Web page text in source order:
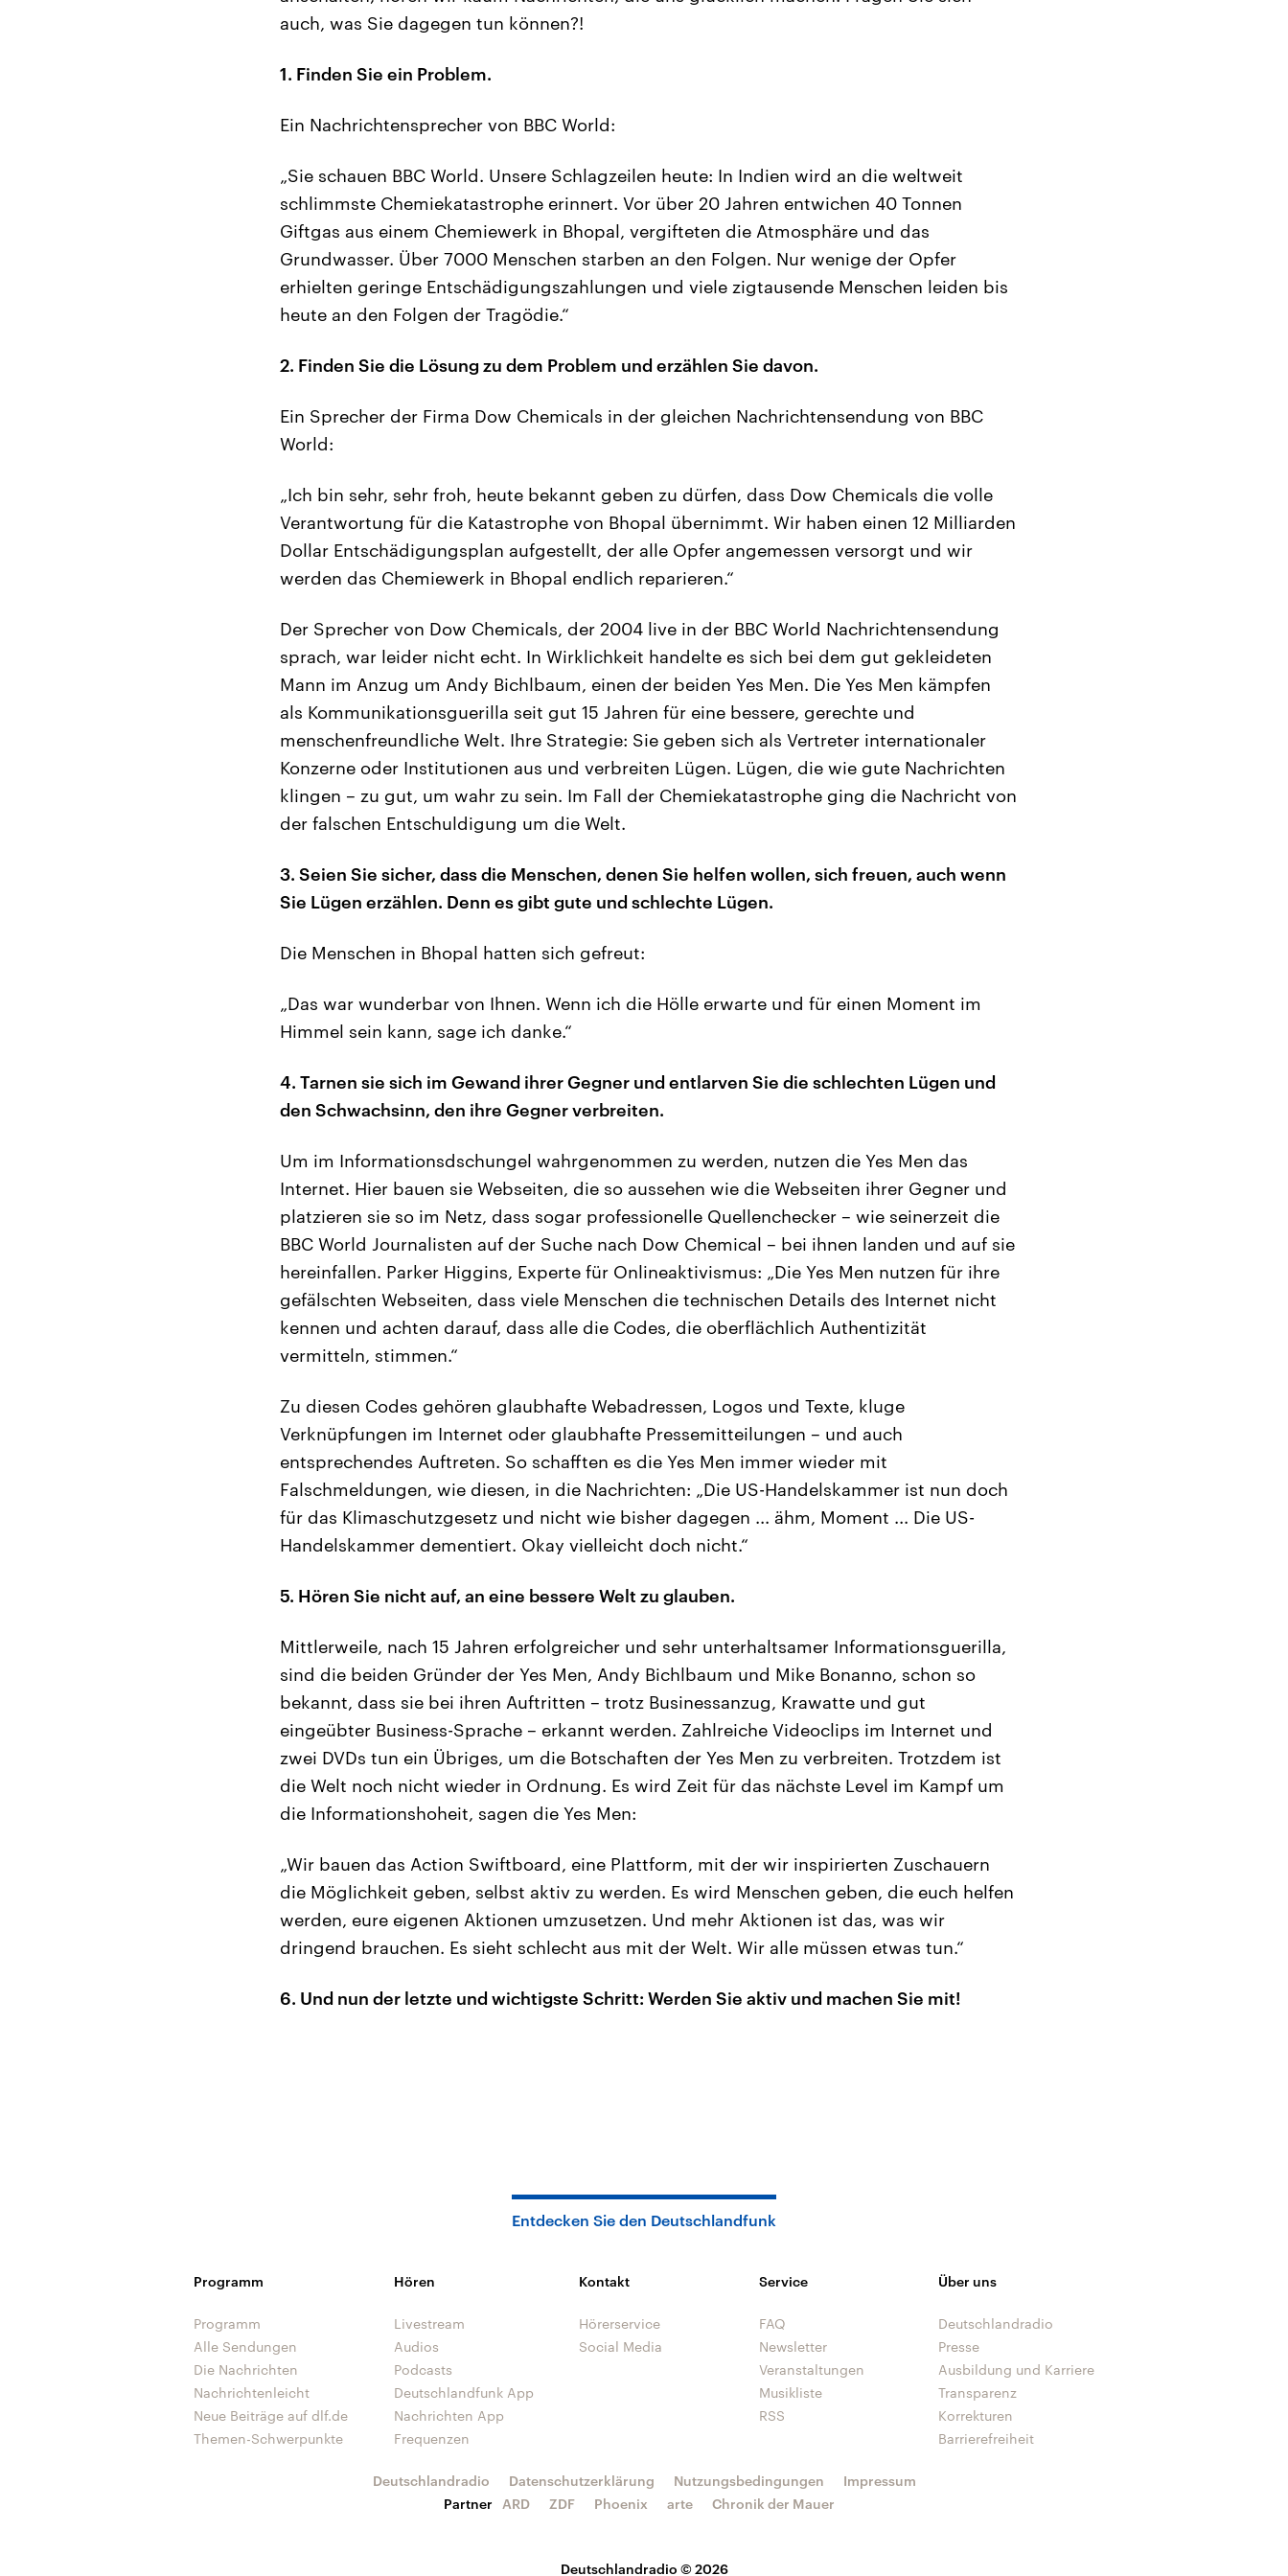
auch, was Sie dagegen tun können?!
1. Finden Sie ein Problem.
Ein Nachrichtensprecher von BBC World:
„Sie schauen BBC World. Unsere Schlagzeilen heute: In Indien wird an die weltweit
schlimmste Chemiekatastrophe erinnert. Vor über 20 Jahren entwichen 40 Tonnen
Giftgas aus einem Chemiewerk in Bhopal, vergifteten die Atmosphäre und das
Grundwasser. Über 7000 Menschen starben an den Folgen. Nur wenige der Opfer
erhielten geringe Entschädigungszahlungen und viele zigtausende Menschen leiden bis
heute an den Folgen der Tragödie.“
2. Finden Sie die Lösung zu dem Problem und erzählen Sie davon.
Ein Sprecher der Firma Dow Chemicals in der gleichen Nachrichtensendung von BBC
World:
„Ich bin sehr, sehr froh, heute bekannt geben zu dürfen, dass Dow Chemicals die volle
Verantwortung für die Katastrophe von Bhopal übernimmt. Wir haben einen 12 Milliarden
Dollar Entschädigungsplan aufgestellt, der alle Opfer angemessen versorgt und wir
werden das Chemiewerk in Bhopal endlich reparieren.“
Der Sprecher von Dow Chemicals, der 2004 live in der BBC World Nachrichtensendung
sprach, war leider nicht echt. In Wirklichkeit handelte es sich bei dem gut gekleideten
Mann im Anzug um Andy Bichlbaum, einen der beiden Yes Men. Die Yes Men kämpfen
als Kommunikationsguerilla seit gut 15 Jahren für eine bessere, gerechte und
menschenfreundliche Welt. Ihre Strategie: Sie geben sich als Vertreter internationaler
Konzerne oder Institutionen aus und verbreiten Lügen. Lügen, die wie gute Nachrichten
klingen – zu gut, um wahr zu sein. Im Fall der Chemiekatastrophe ging die Nachricht von
der falschen Entschuldigung um die Welt.
3. Seien Sie sicher, dass die Menschen, denen Sie helfen wollen, sich freuen, auch wenn
Sie Lügen erzählen. Denn es gibt gute und schlechte Lügen.
Die Menschen in Bhopal hatten sich gefreut:
„Das war wunderbar von Ihnen. Wenn ich die Hölle erwarte und für einen Moment im
Himmel sein kann, sage ich danke.“
4. Tarnen sie sich im Gewand ihrer Gegner und entlarven Sie die schlechten Lügen und
den Schwachsinn, den ihre Gegner verbreiten.
Um im Informationsdschungel wahrgenommen zu werden, nutzen die Yes Men das
Internet. Hier bauen sie Webseiten, die so aussehen wie die Webseiten ihrer Gegner und
platzieren sie so im Netz, dass sogar professionelle Quellenchecker – wie seinerzeit die
BBC World Journalisten auf der Suche nach Dow Chemical – bei ihnen landen und auf sie
hereinfallen. Parker Higgins, Experte für Onlineaktivismus: „Die Yes Men nutzen für ihre
gefälschten Webseiten, dass viele Menschen die technischen Details des Internet nicht
kennen und achten darauf, dass alle die Codes, die oberflächlich Authentizität
vermitteln, stimmen.“
Zu diesen Codes gehören glaubhafte Webadressen, Logos und Texte, kluge
Verknüpfungen im Internet oder glaubhafte Pressemitteilungen – und auch
entsprechendes Auftreten. So schafften es die Yes Men immer wieder mit
Falschmeldungen, wie diesen, in die Nachrichten: „Die US-Handelskammer ist nun doch
für das Klimaschutzgesetz und nicht wie bisher dagegen ... ähm, Moment ... Die US-
Handelskammer dementiert. Okay vielleicht doch nicht.“
5. Hören Sie nicht auf, an eine bessere Welt zu glauben.
Mittlerweile, nach 15 Jahren erfolgreicher und sehr unterhaltsamer Informationsguerilla,
sind die beiden Gründer der Yes Men, Andy Bichlbaum und Mike Bonanno, schon so
bekannt, dass sie bei ihren Auftritten – trotz Businessanzug, Krawatte und gut
eingeübter Business-Sprache – erkannt werden. Zahlreiche Videoclips im Internet und
zwei DVDs tun ein Übriges, um die Botschaften der Yes Men zu verbreiten. Trotzdem ist
die Welt noch nicht wieder in Ordnung. Es wird Zeit für das nächste Level im Kampf um
die Informationshoheit, sagen die Yes Men:
„Wir bauen das Action Swiftboard, eine Plattform, mit der wir inspirierten Zuschauern
die Möglichkeit geben, selbst aktiv zu werden. Es wird Menschen geben, die euch helfen
werden, eure eigenen Aktionen umzusetzen. Und mehr Aktionen ist das, was wir
dringend brauchen. Es sieht schlecht aus mit der Welt. Wir alle müssen etwas tun.“
6. Und nun der letzte und wichtigste Schritt: Werden Sie aktiv und machen Sie mit!
Entdecken Sie den Deutschlandfunk
Programm
Programm
Alle Sendungen
Die Nachrichten
Nachrichtenleicht
Neue Beiträge auf dlf.de
Themen-Schwerpunkte
Hören
Livestream
Audios
Podcasts
Deutschlandfunk App
Nachrichten App
Frequenzen
Kontakt
Hörerservice
Social Media
Service
FAQ
Newsletter
Veranstaltungen
Musikliste
RSS
Über uns
Deutschlandradio
Presse
Ausbildung und Karriere
Transparenz
Korrekturen
Barrierefreiheit
Deutschlandradio © 2026
Deutschlandradio Datenschutzerklärung Nutzungsbedingungen
Impressum
Partner
ARD ZDF Phoenix arte Chronik der Mauer